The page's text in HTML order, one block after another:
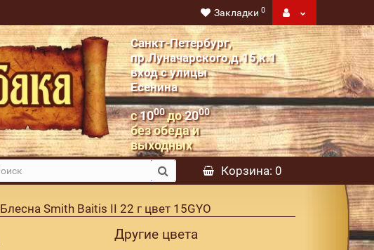
Закладки 0
Санкт-Петербург,
пр.Луначарского,д.15,к.1
вход с улицы
Есенина
с1000до2000
без обеда и
выходных
Корзина: 0
Блесна Smith Baitis II 22 г цвет 15GYO
Другие цвета